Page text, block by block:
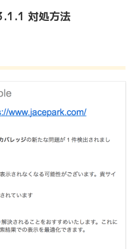
対処方法